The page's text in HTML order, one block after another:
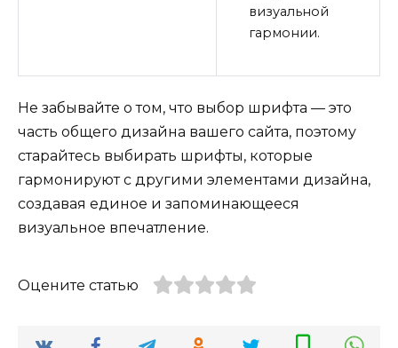
визуальной
гармонии.
Не забывайте о том, что выбор шрифта — это
часть общего дизайна вашего сайта, поэтому
старайтесь выбирать шрифты, которые
гармонируют с другими элементами дизайна,
создавая единое и запоминающееся
визуальное впечатление.
Оцените статью